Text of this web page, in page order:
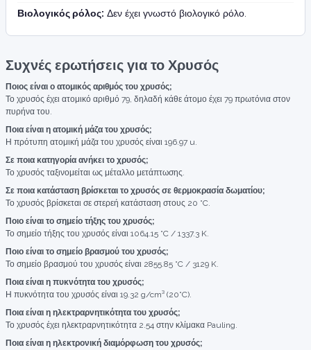
Βιολογικός ρόλος: Δεν έχει γνωστό βιολογικό ρόλο.
Συχνές ερωτήσεις για το Χρυσός
Ποιος είναι ο ατομικός αριθμός του χρυσός;
Το χρυσός έχει ατομικό αριθμό 79, δηλαδή κάθε άτομο έχει 79 πρωτόνια στον
πυρήνα του.
Ποια είναι η ατομική μάζα του χρυσός;
Η πρότυπη ατομική μάζα του χρυσός είναι 196.97 u.
Σε ποια κατηγορία ανήκει το χρυσός;
Το χρυσός ταξινομείται ως μέταλλο μετάπτωσης.
Σε ποια κατάσταση βρίσκεται το χρυσός σε θερμοκρασία δωματίου;
Το χρυσός βρίσκεται σε στερεή κατάσταση στους 20 °C.
Ποιο είναι το σημείο τήξης του χρυσός;
Το σημείο τήξης του χρυσός είναι 1064.15 °C / 1337.3 K.
Ποιο είναι το σημείο βρασμού του χρυσός;
Το σημείο βρασμού του χρυσός είναι 2855.85 °C / 3129 K.
Ποια είναι η πυκνότητα του χρυσός;
Η πυκνότητα του χρυσός είναι 19.32 g/cm³ (20°C).
Ποια είναι η ηλεκτραρνητικότητα του χρυσός;
Το χρυσός έχει ηλεκτραρνητικότητα 2.54 στην κλίμακα Pauling.
Ποια είναι η ηλεκτρονική διαμόρφωση του χρυσός;